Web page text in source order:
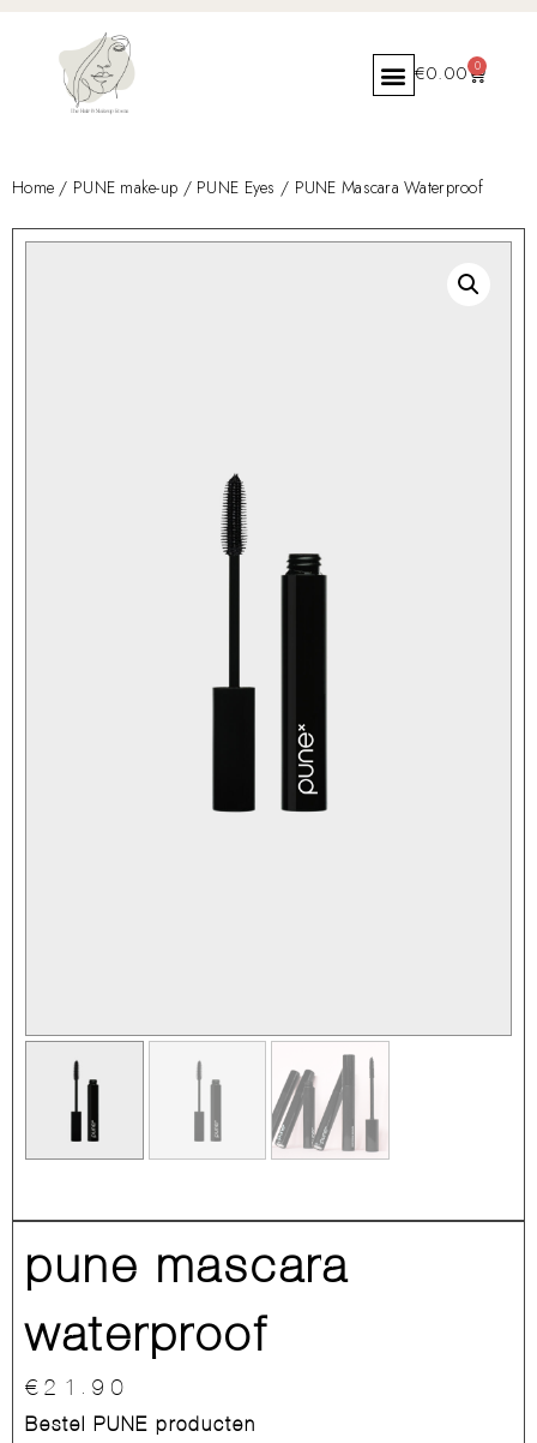
€0.00 0
Home / PUNE make-up / PUNE Eyes / PUNE Mascara Waterproof
pune mascara
waterproof
€ 21.90
Bestel PUNE producten